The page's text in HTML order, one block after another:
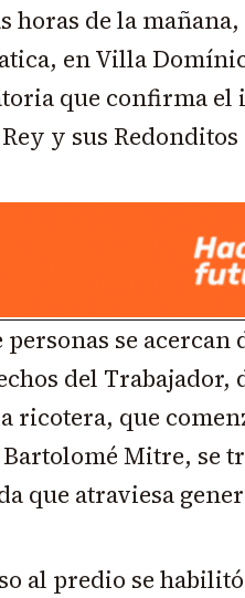
horas de la
en Villa
que confirma
y sus Redonditos
se acercan
del Trabajador,
ricotera, que
Bartolomé Mitre, se
que atraviesa
al predio se